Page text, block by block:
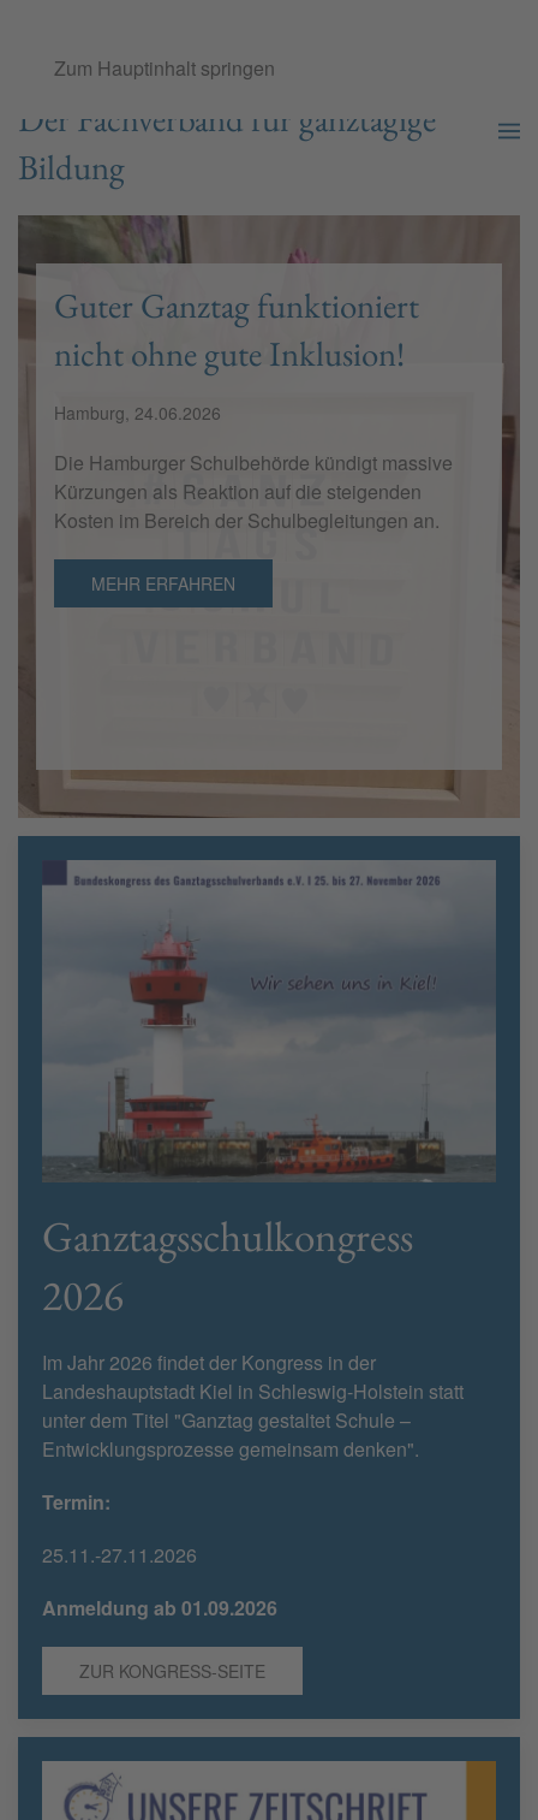
Zum Hauptinhalt springen
Ganztags­schul­verband e.V.
Der Fachverband für ganztägige
Bildung
Guter Ganztag funktioniert
nicht ohne gute Inklusion!
Hamburg, 24.06.2026
Die Hamburger Schulbehörde kündigt massive
Kürzungen als Reaktion auf die steigenden
Kosten im Bereich der Schulbegleitungen an.
MEHR ERFAHREN
Ganztagsschulkongress
2026
Im Jahr 2026 findet der Kongress in der
Landeshauptstadt Kiel in Schleswig-Holstein statt
unter dem Titel "Ganztag gestaltet Schule –
Entwicklungsprozesse gemeinsam denken".
Termin:
25.11.-27.11.2026
Anmeldung ab 01.09.2026
ZUR KONGRESS-SEITE